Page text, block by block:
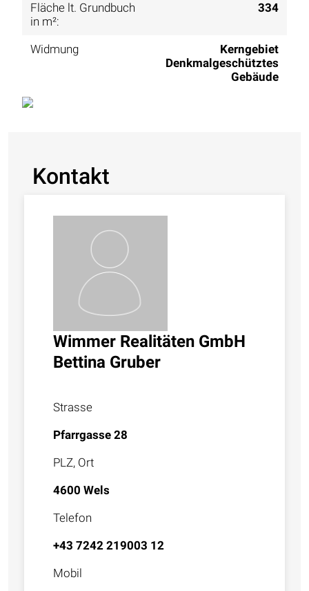
Fläche lt. Grundbuch
in m²:
334
Widmung
Kerngebiet
Denkmalgeschütztes
Gebäude
Kontakt
Wimmer Realitäten GmbH
Bettina Gruber
Strasse
Pfarrgasse 28
PLZ, Ort
4600 Wels
Telefon
+43 7242 219003 12
Mobil